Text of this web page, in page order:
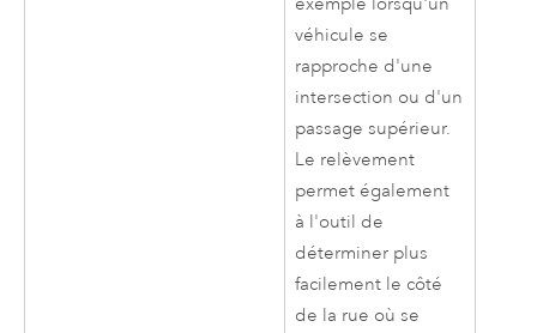
véhicule se
rapproche d'une
intersection ou d'un
passage supérieur.
Le relèvement
permet également
à l'outil de
déterminer plus
facilement le côté
de la rue où se